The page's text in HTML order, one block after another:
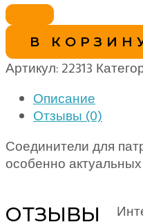
В
Артикул: 22313
Описание
Отзывы (0)
Соединители для
особенно актуальных
ОТЗЫВЫ